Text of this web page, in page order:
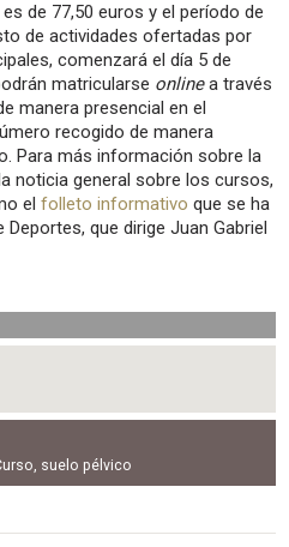
de 77,50 euros y el período de
de actividades ofertadas por
comenzará el día 5 de
matricularse onlinea través
manera presencial en el
recogido de manera
Para más información sobre la
noticia general sobre los cursos,
elfolleto informativo que se ha
que dirige Juan Gabriel
, suelo pélvico